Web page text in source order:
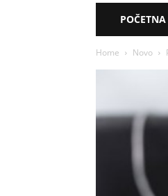
POČETNA
Home Novo